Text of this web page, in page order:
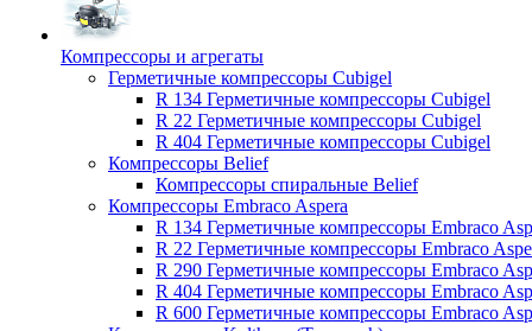
Компрессоры и агрегаты
Герметичные компрессоры Cubigel
R 134 Герметичные компрессоры Cubigel
R 22 Герметичные компрессоры Cubigel
R 404 Герметичные компрессоры Cubigel
Компрессоры Belief
Компрессоры спиральные Belief
Компрессоры Embraco Aspera
R 134 Герметичные компрессоры Embraco
R 22 Герметичные компрессоры Embraco
R 290 Герметичные компрессоры Embraco
R 404 Герметичные компрессоры Embraco
R 600 Герметичные компрессоры Embraco